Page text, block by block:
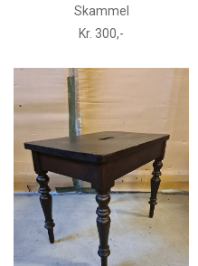
Skammel
Kr. 300,-